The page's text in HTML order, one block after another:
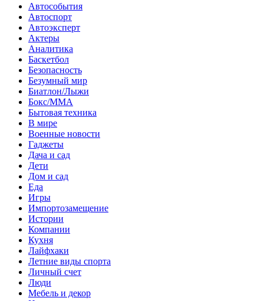
Автособытия
Автоспорт
Автоэксперт
Актеры
Аналитика
Баскетбол
Безопасность
Безумный мир
Биатлон/Лыжи
Бокс/MMA
Бытовая техника
В мире
Военные новости
Гаджеты
Дача и сад
Дети
Дом и сад
Еда
Игры
Импортозамещение
Истории
Компании
Кухня
Лайфхаки
Летние виды спорта
Личный счет
Люди
Мебель и декор